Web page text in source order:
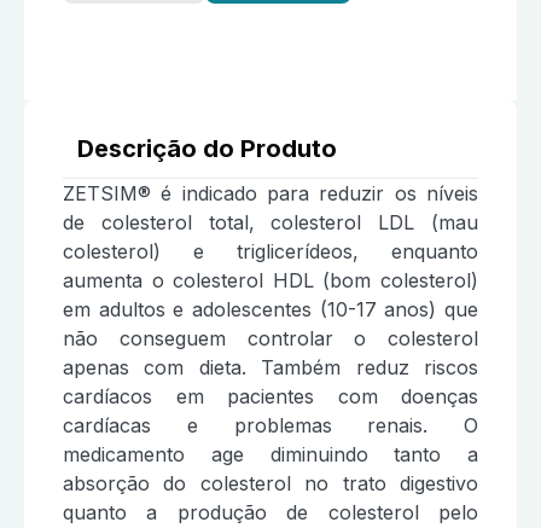
Descrição do Produto
ZETSIM® é indicado para reduzir os níveis
de colesterol total, colesterol LDL (mau
colesterol) e triglicerídeos, enquanto
aumenta o colesterol HDL (bom colesterol)
em adultos e adolescentes (10-17 anos) que
não conseguem controlar o colesterol
apenas com dieta. Também reduz riscos
cardíacos em pacientes com doenças
cardíacas e problemas renais. O
medicamento age diminuindo tanto a
absorção do colesterol no trato digestivo
quanto a produção de colesterol pelo